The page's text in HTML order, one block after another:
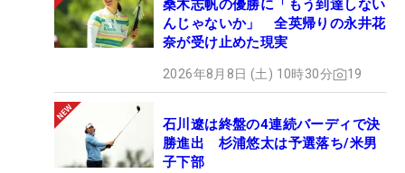
桑木志帆の優勝に「もう到達しない
んじゃないか」 全英帰りの永井花
奈が受け止めた現実
2026年8月8日 (土) 10時30分 19
石川遼は終盤の4連続バーディで決
勝進出 杉浦悠太は予選落ち/米男
子下部